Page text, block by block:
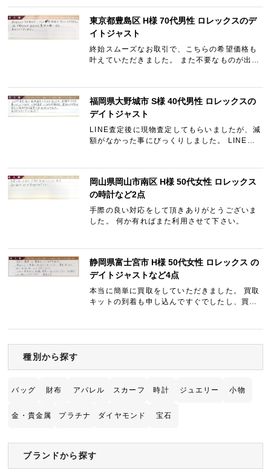
東京都豊島区 H様 70代男性 ロレックスのデ
イトジャスト
終始スムーズなお取引で、こちらの希望価格も
叶えていただきました。 また不要なものが出ま
福岡県大野城市 S様 40代男性 ロレックスの
デイトジャスト
LINE査定後に現物査定してもらいましたが、減
額がなかった事にびっくりしました。 LINE査
岡山県岡山市南区 H様 50代女性 ロレックス
の時計など2点
手際の良い対応をして頂きありがとうございま
した。 何か有ればまた利用させて下さい。
静岡県富士宮市 H様 50代女性 ロレックス の
デイトジャストなど4点
本当に簡単に買取をしていただきました。 買取
キットの到着も申し込んですぐでしたし、買取
種別から探す
バッグ 財布 アパレル スカーフ 時計 ジュエリー 小物
金・貴金属 プラチナ ダイヤモンド 宝石
ブランドから探す